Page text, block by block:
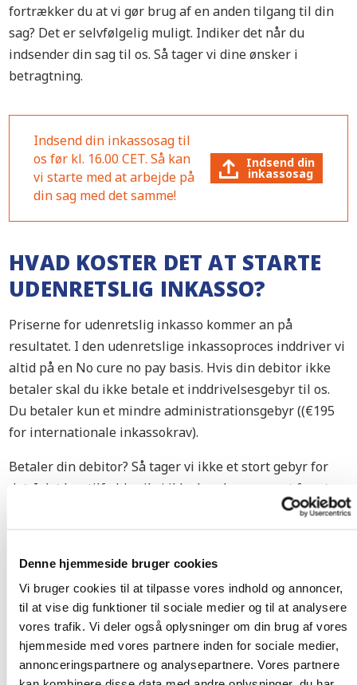
Denne hjemmeside bruger cookies
Vi bruger cookies til at tilpasse vores indhold og annoncer,
til at vise dig funktioner til sociale medier og til at analysere
vores trafik. Vi deler også oplysninger om din brug af vores
hjemmeside med vores partnere inden for sociale medier,
annonceringspartnere og analysepartnere. Vores partnere
fortrækker du at vi gør brug af en anden tilgang til din
sag? Det er selvfølgelig muligt. Indiker det når du
indsender din sag til os. Så tager vi dine ønsker i
betragtning.
Indsend din inkassosag til
os før kl. 16.00 CET. Så kan
vi starte med at arbejde på
din sag med det samme!
Indsend din
inkassosag
HVAD KOSTER DET AT STARTE
UDENRETSLIG INKASSO?
Priserne for udenretslig inkasso kommer an på
resultatet. I den udenretslige inkassoproces inddriver vi
altid på en No cure no pay basis. Hvis din debitor ikke
betaler skal du ikke betale et inddrivelsesgebyr til os.
Du betaler kun et mindre administrationsgebyr ((€195
for internationale inkassokrav).
Betaler din debitor? Så tager vi ikke et stort gebyr for
det. I det her tilfælde vil vi ikke kun have sørget for at
din debitor betaler, men også at din skyldner betaler så
UDENRETSLIG INKASSO PRISER
FOR VIRKSOMHEDER
I den udenretslige inkassoproces bliver debitor bedt om
at betale gebyret for vores service, så vel som det